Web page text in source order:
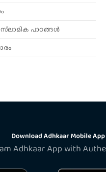
പാഠങ്ങൾ
Download Adhkaar Mobile App
Adhkaar App with